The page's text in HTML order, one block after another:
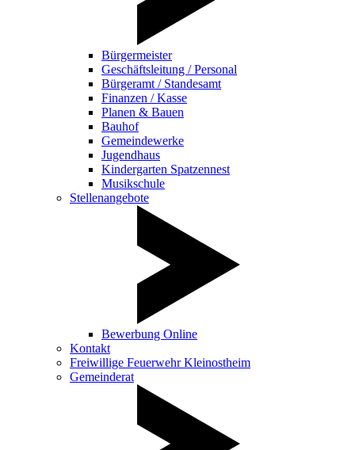
Bürgermeister
Geschäftsleitung / Personal
Bürgeramt / Standesamt
Finanzen / Kasse
Planen & Bauen
Bauhof
Gemeindewerke
Jugendhaus
Kindergarten Spatzennest
Musikschule
Stellenangebote
Bewerbung Online
Kontakt
Freiwillige Feuerwehr Kleinostheim
Gemeinderat